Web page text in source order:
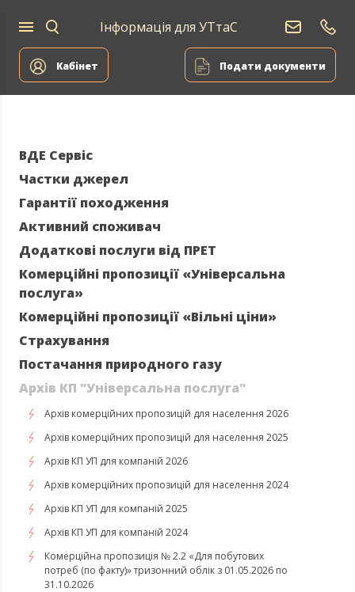
Кабінет Подати документи
Інформація для УТтаС
дому
компаній
Постачання
природного
газу
ВДЕ Сервіс
Частки джерел
Гарантії походження
Активний споживач
Додаткові послуги від ПРЕТ
Комерційні пропозиції «Універсальна
послуга»
Комерційні пропозиції «Вільні ціни»
Страхування
Постачання природного газу
Архів КП "Універсальна послуга"
Архів комерційних пропозицій для населення 2026
Архів комерційних пропозицій для населення 2025
Архів КП УП для компаній 2026
Архів комерційних пропозицій для населення 2024
Архів КП УП для компаній 2025
Архів КП УП для компаній 2024
Комерційна пропозиція № 2.2 «Для побутових
потреб (по факту)» тризонний облік з 01.05.2026 по
31.10.2026